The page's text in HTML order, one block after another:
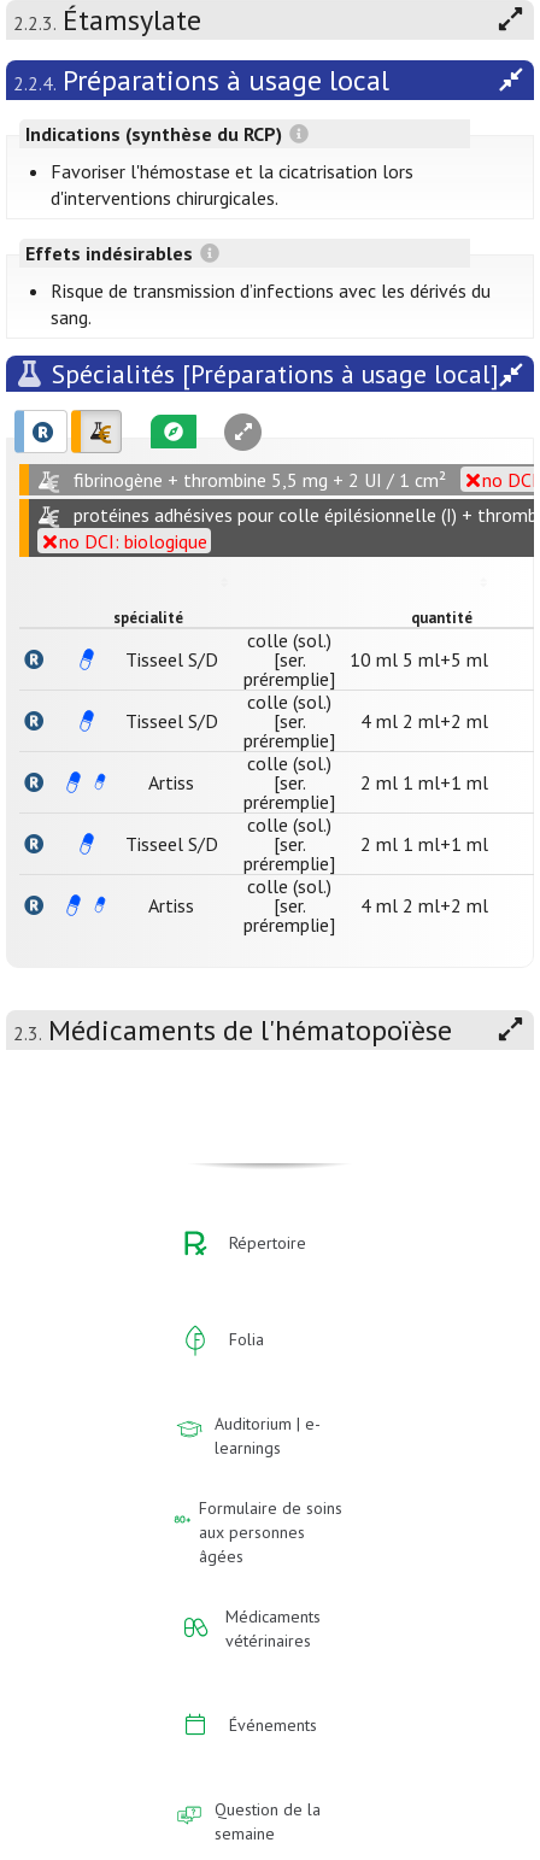
2.2.3. Étamsylate
2.2.4. Préparations à usage local
Indications (synthèse du RCP)
Favoriser l'hémostase et la cicatrisation lors
d'interventions chirurgicales.
Effets indésirables
Risque de transmission d’infections avec les dérivés du
sang.
Spécialités [Préparations à usage local]
fibrinogène + thrombine 5,5 mg + 2 UI / 1 cm²
no
protéines adhésives pour colle épilésionnelle (I) +
no DCI: biologique
spécialité quantité
Tisseel S/D
colle (sol.)
[ser.
préremplie]
10 ml 5 ml+5 ml
Tisseel S/D
colle (sol.)
[ser.
préremplie]
4 ml 2 ml+2 ml
Artiss
colle (sol.)
[ser.
préremplie]
2 ml 1 ml+1 ml
Tisseel S/D
colle (sol.)
[ser.
préremplie]
2 ml 1 ml+1 ml
Artiss
colle (sol.)
[ser.
préremplie]
4 ml 2 ml+2 ml
2.3. Médicaments de l'hématopoïèse
Répertoire
Folia
Auditorium | e-
learnings
Formulaire de soins
aux personnes
âgées
Médicaments
vétérinaires
Événements
Question de la
semaine